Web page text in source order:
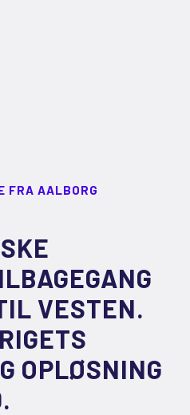
FRA AALBORG
VESTEN.
OPLØSNING